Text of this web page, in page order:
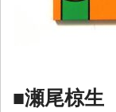
■瀬尾椋生